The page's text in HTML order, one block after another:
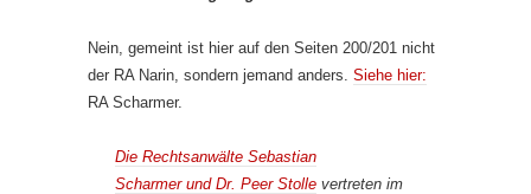
Nein, gemeint ist hier auf den Seiten 200/201 nicht
der RA Narin, sondern jemand anders. Siehe hier:
RA Scharmer.
Die Rechtsanwälte Sebastian
Scharmerund Dr. Peer Stolle vertreten im